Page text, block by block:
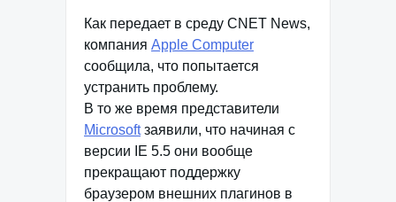
Как передает в среду CNET News,
компания Apple Computer
сообщила, что попытается
устранить проблему.
В то же время представители
Microsoftзаявили, что начиная с
версии IE 5.5 они вообще
прекращают поддержку
браузером внешних плагинов в